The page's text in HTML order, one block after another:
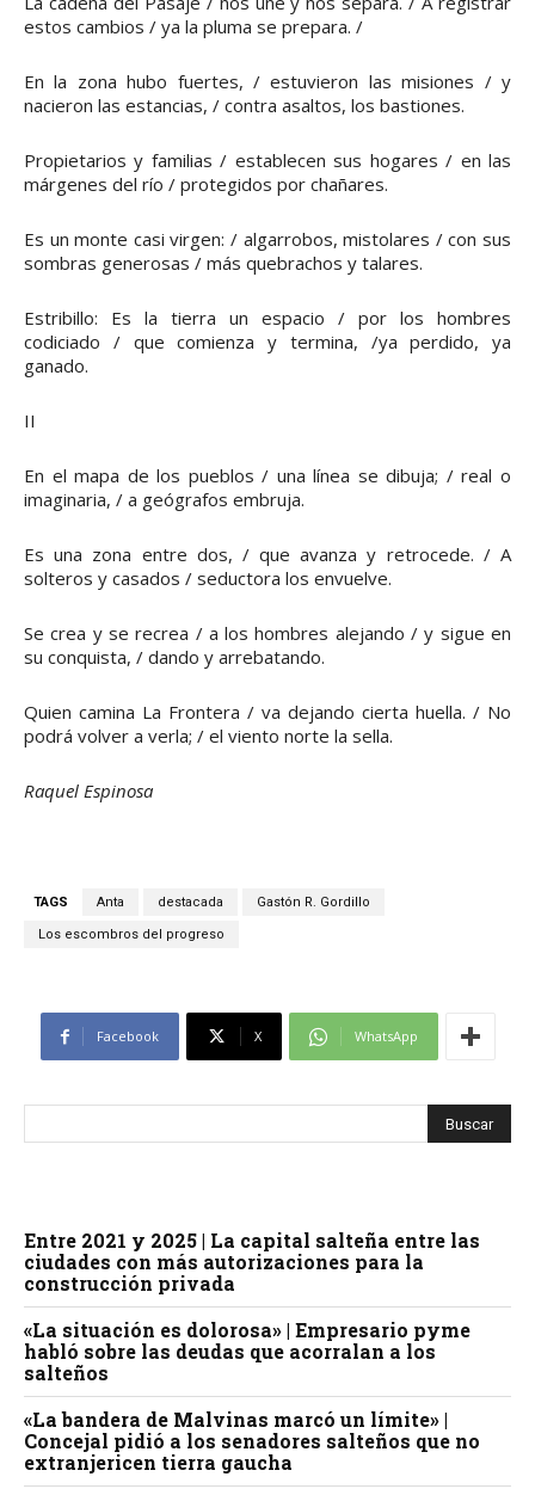
estos cambios / ya la pluma se prepara. /
En la zona hubo fuertes, / estuvieron las misiones / y
nacieron las estancias, / contra asaltos, los bastiones.
Propietarios y familias / establecen sus hogares / en las
márgenes del río / protegidos por chañares.
Es un monte casi virgen: / algarrobos, mistolares / con sus
sombras generosas / más quebrachos y talares.
Estribillo: Es la tierra un espacio / por los hombres
codiciado / que comienza y termina, /ya perdido, ya
ganado.
II
En el mapa de los pueblos / una línea se dibuja; / real o
imaginaria, / a geógrafos embruja.
Es una zona entre dos, / que avanza y retrocede. / A
solteros y casados / seductora los envuelve.
Se crea y se recrea / a los hombres alejando / y sigue en
su conquista, / dando y arrebatando.
Quien camina La Frontera / va dejando cierta huella. / No
podrá volver a verla; / el viento norte la sella.
Raquel Espinosa
TAGS Anta destacada Gastón R. Gordillo
Los escombros del progreso
Facebook X WhatsApp
Entre 2021 y 2025 | La capital salteña entre las
ciudades con más autorizaciones para la
construcción privada
«La situación es dolorosa» | Empresario pyme
habló sobre las deudas que acorralan a los
salteños
«La bandera de Malvinas marcó un límite» |
Concejal pidió a los senadores salteños que no
extranjericen tierra gaucha